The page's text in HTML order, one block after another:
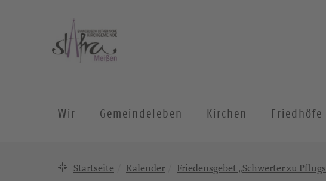
Wir Gemeindeleben Kirchen Friedhöfe
Startseite Kalender Friedensgebet „Schwerter zu